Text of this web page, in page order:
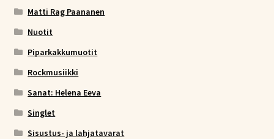
Matti Rag Paananen
Nuotit
Piparkakkumuotit
Rockmusiikki
Sanat: Helena Eeva
Singlet
Sisustus- ja lahjatavarat